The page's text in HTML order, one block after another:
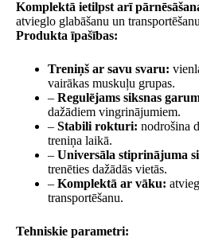
Komplektā ietilpst arī
atvieglo glabāšanu un
Produkta īpašības:
Treniņš ar savu svaru:
vairākas muskuļu grupas.
– Regulējams siksnas
dažādiem vingrinājumiem.
– Stabili rokturi: nodrošina
treniņa laikā.
– Universāla stiprinājuma
trenēties dažādās vietās.
– Komplektā ar vāku:
transportēšanu.
Tehniskie parametri: